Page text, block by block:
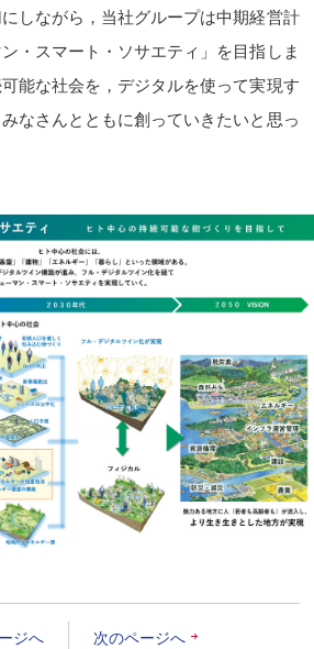
しながら，当社グループは中期経営計
・スマート・ソサエティ」を目指しま
能な社会を，デジタルを使って実現す
なさんとともに創っていきたいと思っ
ジへ 次のページへ